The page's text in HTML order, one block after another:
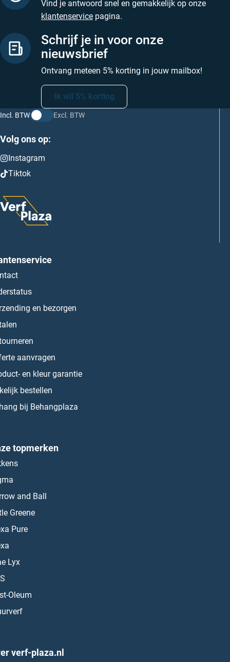
Vind je antwoord snel en gemakkelijk op onze
klantenservice pagina.
Schrijf je in voor onze
nieuwsbrief
Ontvang meteen 5% korting in jouw mailbox!
Ik wil 5% korting
Incl. BTW Excl. BTW
Volg ons op:
Instagram
Tiktok
en bezorgen
aanvragen
en kleur garantie
bestellen
bij Behangplaza
topmerken
and Ball
Greene
Pure
Lyx
Oleum
verf-plaza.nl